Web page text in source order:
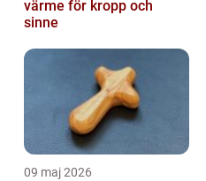
värme för kropp och
sinne
09 maj 2026